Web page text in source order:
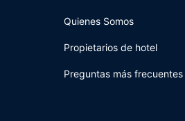
Quienes Somos
Propietarios de hotel
Preguntas más frecuentes